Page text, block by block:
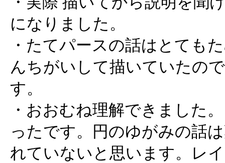
になりました。
・たてパースの話はとても
んちがいして描いていたの
す。
・おおむね理解できました
ったです。円のゆがみの話
れていないと思います。レ